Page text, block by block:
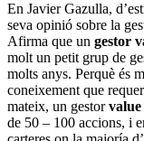
En Javier Gazulla,
seva opinió sobre la
Afirma que un gestor
molt un petit grup de
molts anys. Perquè és
coneixement que
mateix, un gestorvalue
de 50 – 100 accions, i